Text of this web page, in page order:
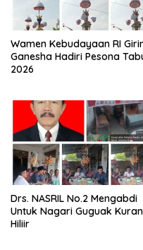
Wamen Kebudayaan RI
Ganesha Hadiri Pesona
2026
Drs. NASRIL No.2 Mengabdi
Untuk Nagari Guguak
Hiliir